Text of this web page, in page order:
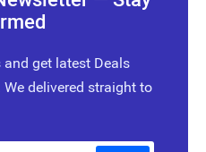
get latest Deals
delivered straight to